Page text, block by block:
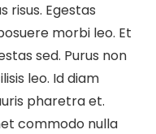
risus. Egestas
morbi leo. Et
sed. Purus non
leo. Id diam
pharetra et.
commodo nulla